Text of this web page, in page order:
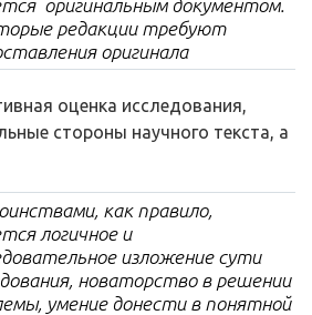
оригинальным документом.
редакции требуют
оригинала
оценка исследования,
стороны научного текста, а
как правило,
логичное и
изложение сути
новаторство в решении
умение донести в понятной